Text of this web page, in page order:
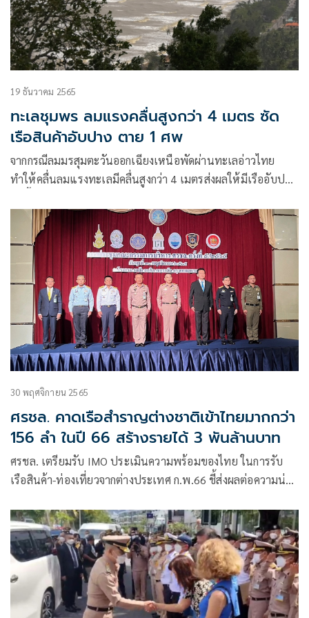
19 ธันวาคม 2565
ทะเลชุมพร ลมแรงคลื่นสูงกว่า 4 เมตร ซัด
เรือสินค้าอับปาง ตาย 1 ศพ
จากกรณีลมมรสุมตะวันออกเฉียงเหนือพัดผ่านทะเลอ่าวไทย
ทำให้คลื่นลมแรงทะเลมีคลื่นสูงกว่า 4 เมตรส่งผลให้มีเรืออับปาง
จ.ชุมพร ศูนย์อำนวยการรักษาผลประโยชน์ของชาติทางทะเล
ทาง(ศรชล.)ชุมพร และเจ้าท่าจังหวัดชุมพร
30 พฤศจิกายน 2565
ศรชล. คาดเรือสำราญต่างชาติเข้าไทยมากกว่า
156 ลำ ในปี 66 สร้างรายได้ 3 พันล้านบาท
ศรชล. เตรียมรับ IMO ประเมินความพร้อมของไทย ในการรับ
เรือสินค้า-ท่องเที่ยวจากต่างประเทศ ก.พ.66 ชี้ส่งผลต่อความน่า
ประมงผิด กม. จ่อวางฐานบินบนเรือ เพื่อต่อระยะตรวจจับใน
ทะเล